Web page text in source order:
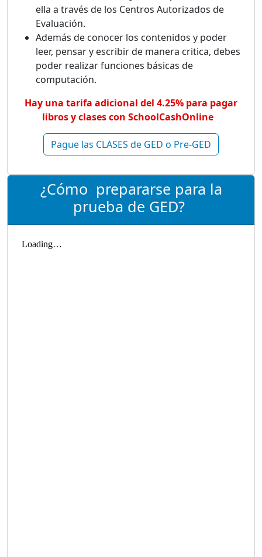
ella a través de los Centros Autorizados de
Evaluación.
Además de conocer los contenidos y poder
leer, pensar y escribir de manera critica, debes
poder realizar funciones básicas de
computación.
Hay una tarifa adicional del 4.25% para pagar
libros y clases con SchoolCashOnline
Pague las CLASES de GED o Pre-GED
¿Cómo prepararse para la
prueba de GED?